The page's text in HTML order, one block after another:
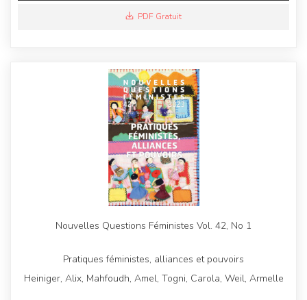
PDF Gratuit
Nouvelles Questions Féministes Vol. 42, No 1
Pratiques féministes, alliances et pouvoirs
Heiniger, Alix, Mahfoudh, Amel, Togni, Carola, Weil, Armelle